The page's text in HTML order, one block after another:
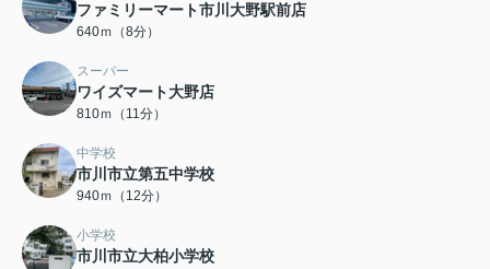
ファミリーマート市川大野駅前店
640ｍ（8分）
スーパー
ワイズマート大野店
810ｍ（11分）
中学校
市川市立第五中学校
940ｍ（12分）
小学校
市川市立大柏小学校